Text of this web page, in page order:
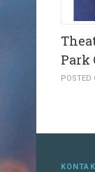
Park
POSTED